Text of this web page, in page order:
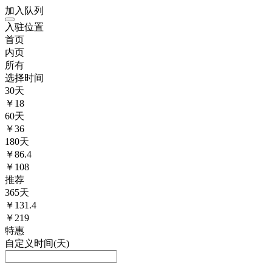
加入队列
入驻位置
首页
内页
所有
选择时间
30天
￥ 18
60天
￥36
180天
￥86.4
￥108
推荐
365天
￥ 131.4
￥219
特惠
自定义时间(天)